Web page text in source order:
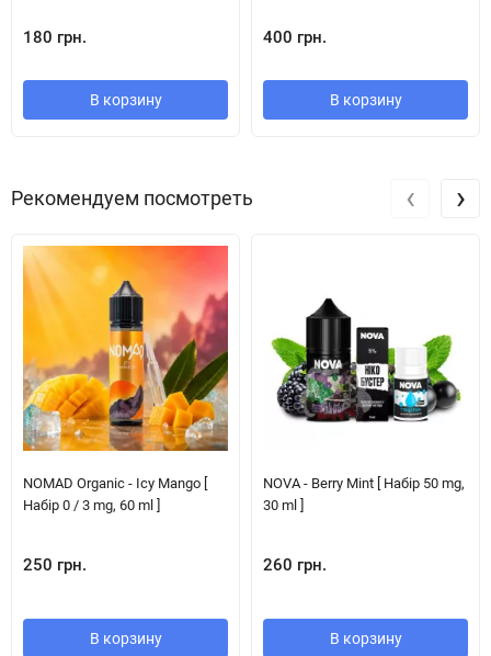
180 грн.
В корзину
400 грн.
В корзину
Рекомендуем посмотреть
NOMAD Organic - Icy Mango [
Набір 0 / 3 mg, 60 ml ]
250 грн.
В корзину
NOVA - Berry Mint [ Набір 50 mg,
30 ml ]
260 грн.
В корзину
‹ ›